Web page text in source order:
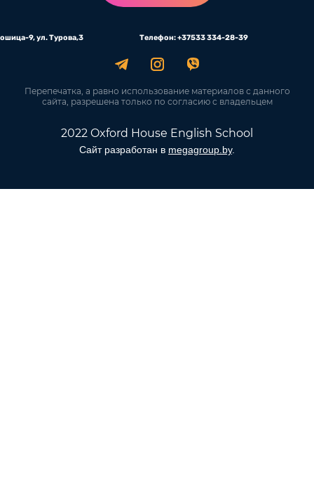
г. Минск, м-н Лошица-9, ул. Турова,3 Телефон:
Перепечатка, а равно использование материалов с данного
сайта, разрешена только по согласию с владельцем
2022 Oxford House English School
Сайт разработан в megagroup.by.